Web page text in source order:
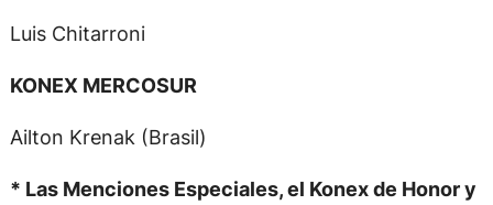
Luis Chitarroni
KONEX MERCOSUR
Ailton Krenak (Brasil)
* Las Menciones Especiales, el Konex de Honor y